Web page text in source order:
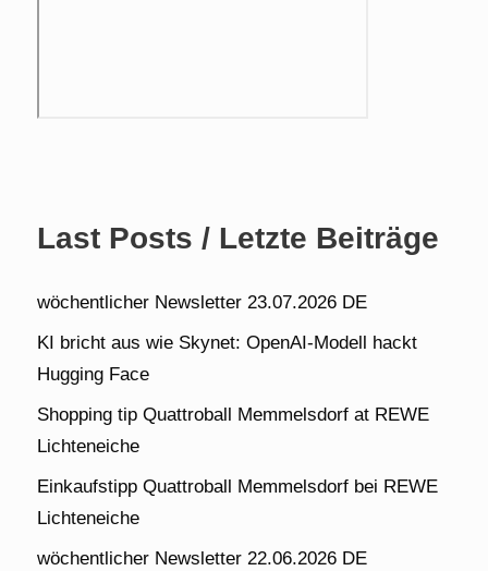
Last Posts / Letzte Beiträge
wöchentlicher Newsletter 23.07.2026 DE
KI bricht aus wie Skynet: OpenAI-Modell hackt
Hugging Face
Shopping tip Quattroball Memmelsdorf at REWE
Lichteneiche
Einkaufstipp Quattroball Memmelsdorf bei REWE
Lichteneiche
wöchentlicher Newsletter 22.06.2026 DE